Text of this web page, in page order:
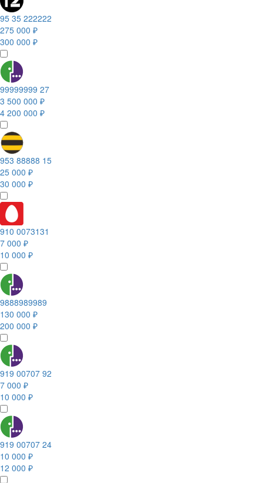
95 35 222222
275 000 ₽
300 000 ₽
99999999 27
3 500 000 ₽
4 200 000 ₽
953 88888 15
25 000 ₽
30 000 ₽
910 0073131
7 000 ₽
10 000 ₽
9888989989
130 000 ₽
200 000 ₽
919 00707 92
7 000 ₽
10 000 ₽
919 00707 24
10 000 ₽
12 000 ₽